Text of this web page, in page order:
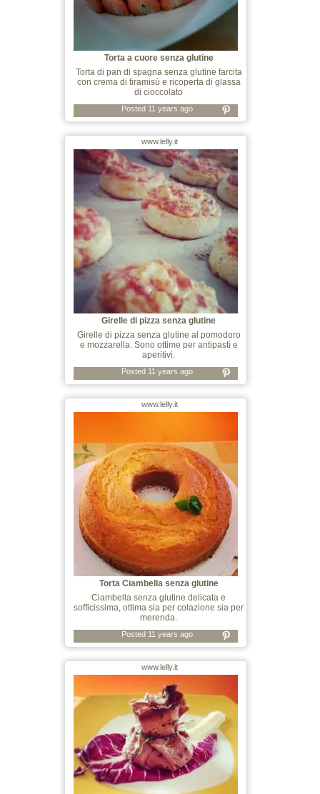
Torta a cuore senza glutine
Torta di pan di spagna senza glutine farcita
con crema di tiramisù e ricoperta di glassa
di cioccolato
Posted 11 years ago
www.lelly.it
Girelle di pizza senza glutine
Girelle di pizza senza glutine al pomodoro
e mozzarella. Sono ottime per antipasti e
aperitivi.
Posted 11 years ago
www.lelly.it
Torta Ciambella senza glutine
Ciambella senza glutine delicata e
sofficissima, ottima sia per colazione sia per
merenda.
Posted 11 years ago
www.lelly.it